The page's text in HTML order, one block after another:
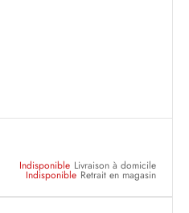
Indisponible Livraison à domicile
Indisponible Retrait en magasin